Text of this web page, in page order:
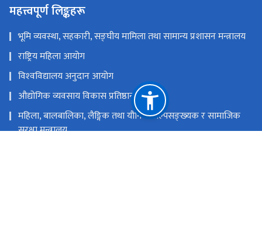
महत्त्वपूर्ण लिङ्कहरू
भूमि व्यवस्था, सहकारी, सङ्‍घीय मामिला तथा सामान्य प्रशासन मन्त्रालय
राष्ट्रिय महिला आयोग
विश्‍वविद्यालय अनुदान आयोग
औद्योगिक व्यवसाय विकास प्रतिष्ठान
महिला, बालबालिका, लैङ्गिक तथा यौनिक अल्पसङ्‍ख्‍यक र सामाजिक
सुरक्षा मन्त्रालय